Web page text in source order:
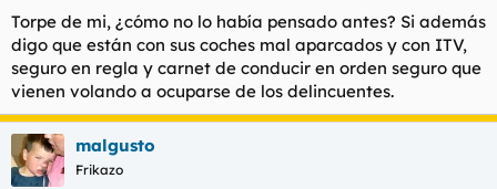
Torpe de mi, ¿cómo no lo había pensado antes? Si además
digo que están con sus coches mal aparcados y con ITV,
seguro en regla y carnet de conducir en orden seguro que
vienen volando a ocuparse de los delincuentes.
malgusto
Frikazo